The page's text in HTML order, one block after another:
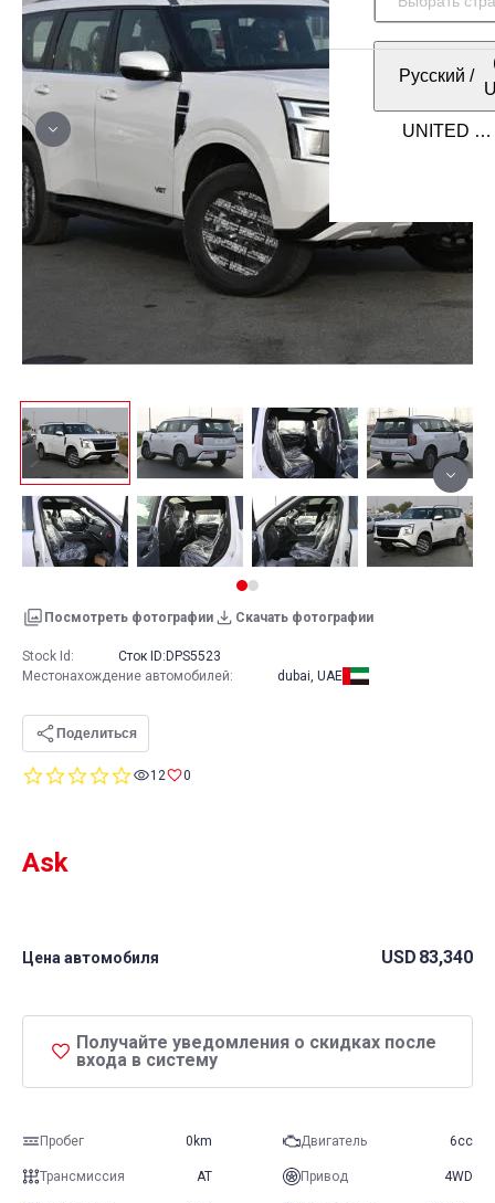
Русский /
Посмотреть фотографии Скачать фотографии
0.012 0
Ask
Цена автомобиля USD 83,340
Получайте уведомления о скидках после
входа в систему
Пробег 0km Двигатель 6cc
Трансмиссия AT Привод 4WD
Stock Id: Сток ID: DPS5523
Местонахождение автомобилей: dubai, UAE
Поделиться